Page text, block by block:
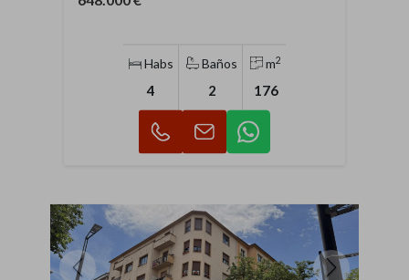
Habs
4
Baños
2
m2
176